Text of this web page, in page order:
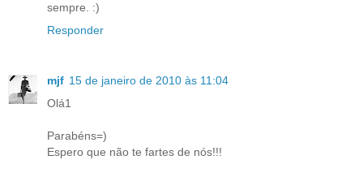
sempre. :)
Responder
mjf 15 de janeiro de 2010 às 11:04
Olá1
Parabéns=)
Espero que não te fartes de nós!!!